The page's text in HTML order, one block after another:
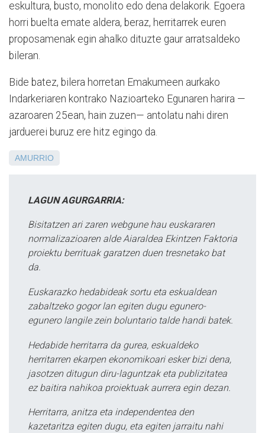
eskultura, busto, monolito edo dena delakorik. Egoera
horri buelta emate aldera, beraz, herritarrek euren
proposamenak egin ahalko dituzte gaur arratsaldeko
bileran.
Bide batez, bilera horretan Emakumeen aurkako
Indarkeriaren kontrako Nazioarteko Egunaren harira —
azaroaren 25ean, hain zuzen— antolatu nahi diren
jarduerei buruz ere hitz egingo da.
AMURRIO
LAGUN AGURGARRIA:
Bisitatzen ari zaren webgune hau euskararen
normalizazioaren alde Aiaraldea Ekintzen Faktoria
proiektu berrituak garatzen duen tresnetako bat
da.
Euskarazko hedabideak sortu eta eskualdean
zabaltzeko gogor lan egiten dugu egunero-
egunero langile zein boluntario talde handi batek.
Hedabide herritarra da gurea, eskualdeko
herritarren ekarpen ekonomikoari esker bizi dena,
jasotzen ditugun diru-laguntzak eta publizitatea
ez baitira nahikoa proiektuak aurrera egin dezan.
Herritarra, anitza eta independentea den
kazetaritza egiten dugu, eta egiten jarraitu nahi